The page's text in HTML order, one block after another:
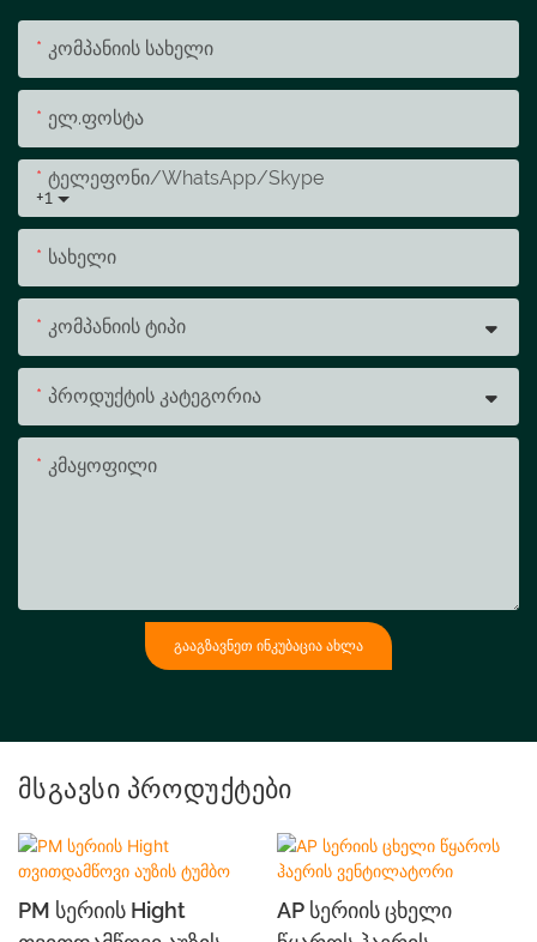
Კომპანიის Სახელი
Ელ.ფოსტა
+1
Ტელეფონი/WhatsApp/Skype
Სახელი
Კომპანიის Ტიპი
Პროდუქტის Კატეგორია
Კმაყოფილი
ᲒᲐᲐᲒᲖᲐᲕᲜᲔᲗ ᲘᲜᲙᲣᲑᲐᲪᲘᲐ ᲐᲮᲚᲐ
Მსგავსი Პროდუქტები
PM Სერიის Hight
AP Სერიის Ცხელი